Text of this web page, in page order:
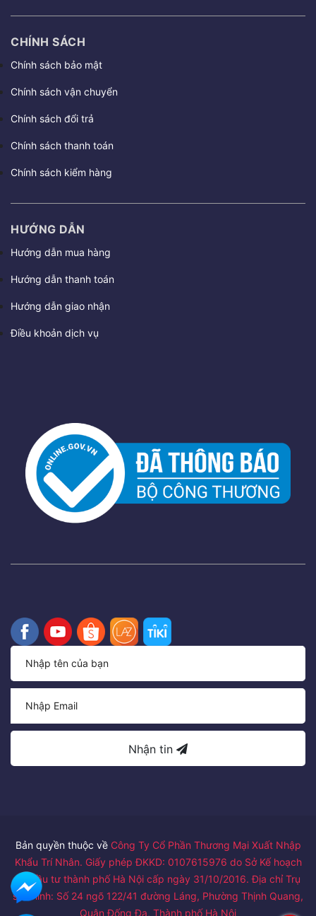
CHÍNH SÁCH
Chính sách bảo mật
Chính sách vận chuyển
Chính sách đổi trả
Chính sách thanh toán
Chính sách kiểm hàng
HƯỚNG DẪN
Hướng dẫn mua hàng
Hướng dẫn thanh toán
Hướng dẫn giao nhận
Điều khoản dịch vụ
Nhận tin
Bản quyền thuộc về Công Ty Cổ Phần Thương Mại Xuất Nhập
Khẩu Trí Nhân. Giấy phép ĐKKD: 0107615976 do Sở Kế hoạch
và Đầu tư thành phố Hà Nội cấp ngày 31/10/2016. Địa chỉ Trụ
sở chính: Số 24 ngõ 122/41 đường Láng, Phường Thịnh Quang,
Quận Đống Đa, Thành phố Hà Nội